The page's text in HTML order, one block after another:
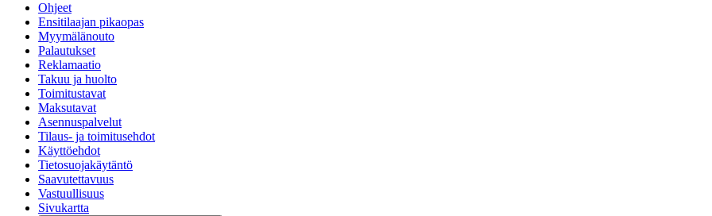
Ohjeet
Ensitilaajan pikaopas
Myymälänouto
Palautukset
Reklamaatio
Takuu ja huolto
Toimitustavat
Maksutavat
Asennuspalvelut
Tilaus- ja toimitusehdot
Käyttöehdot
Tietosuojakäytäntö
Saavutettavuus
Vastuullisuus
Sivukartta